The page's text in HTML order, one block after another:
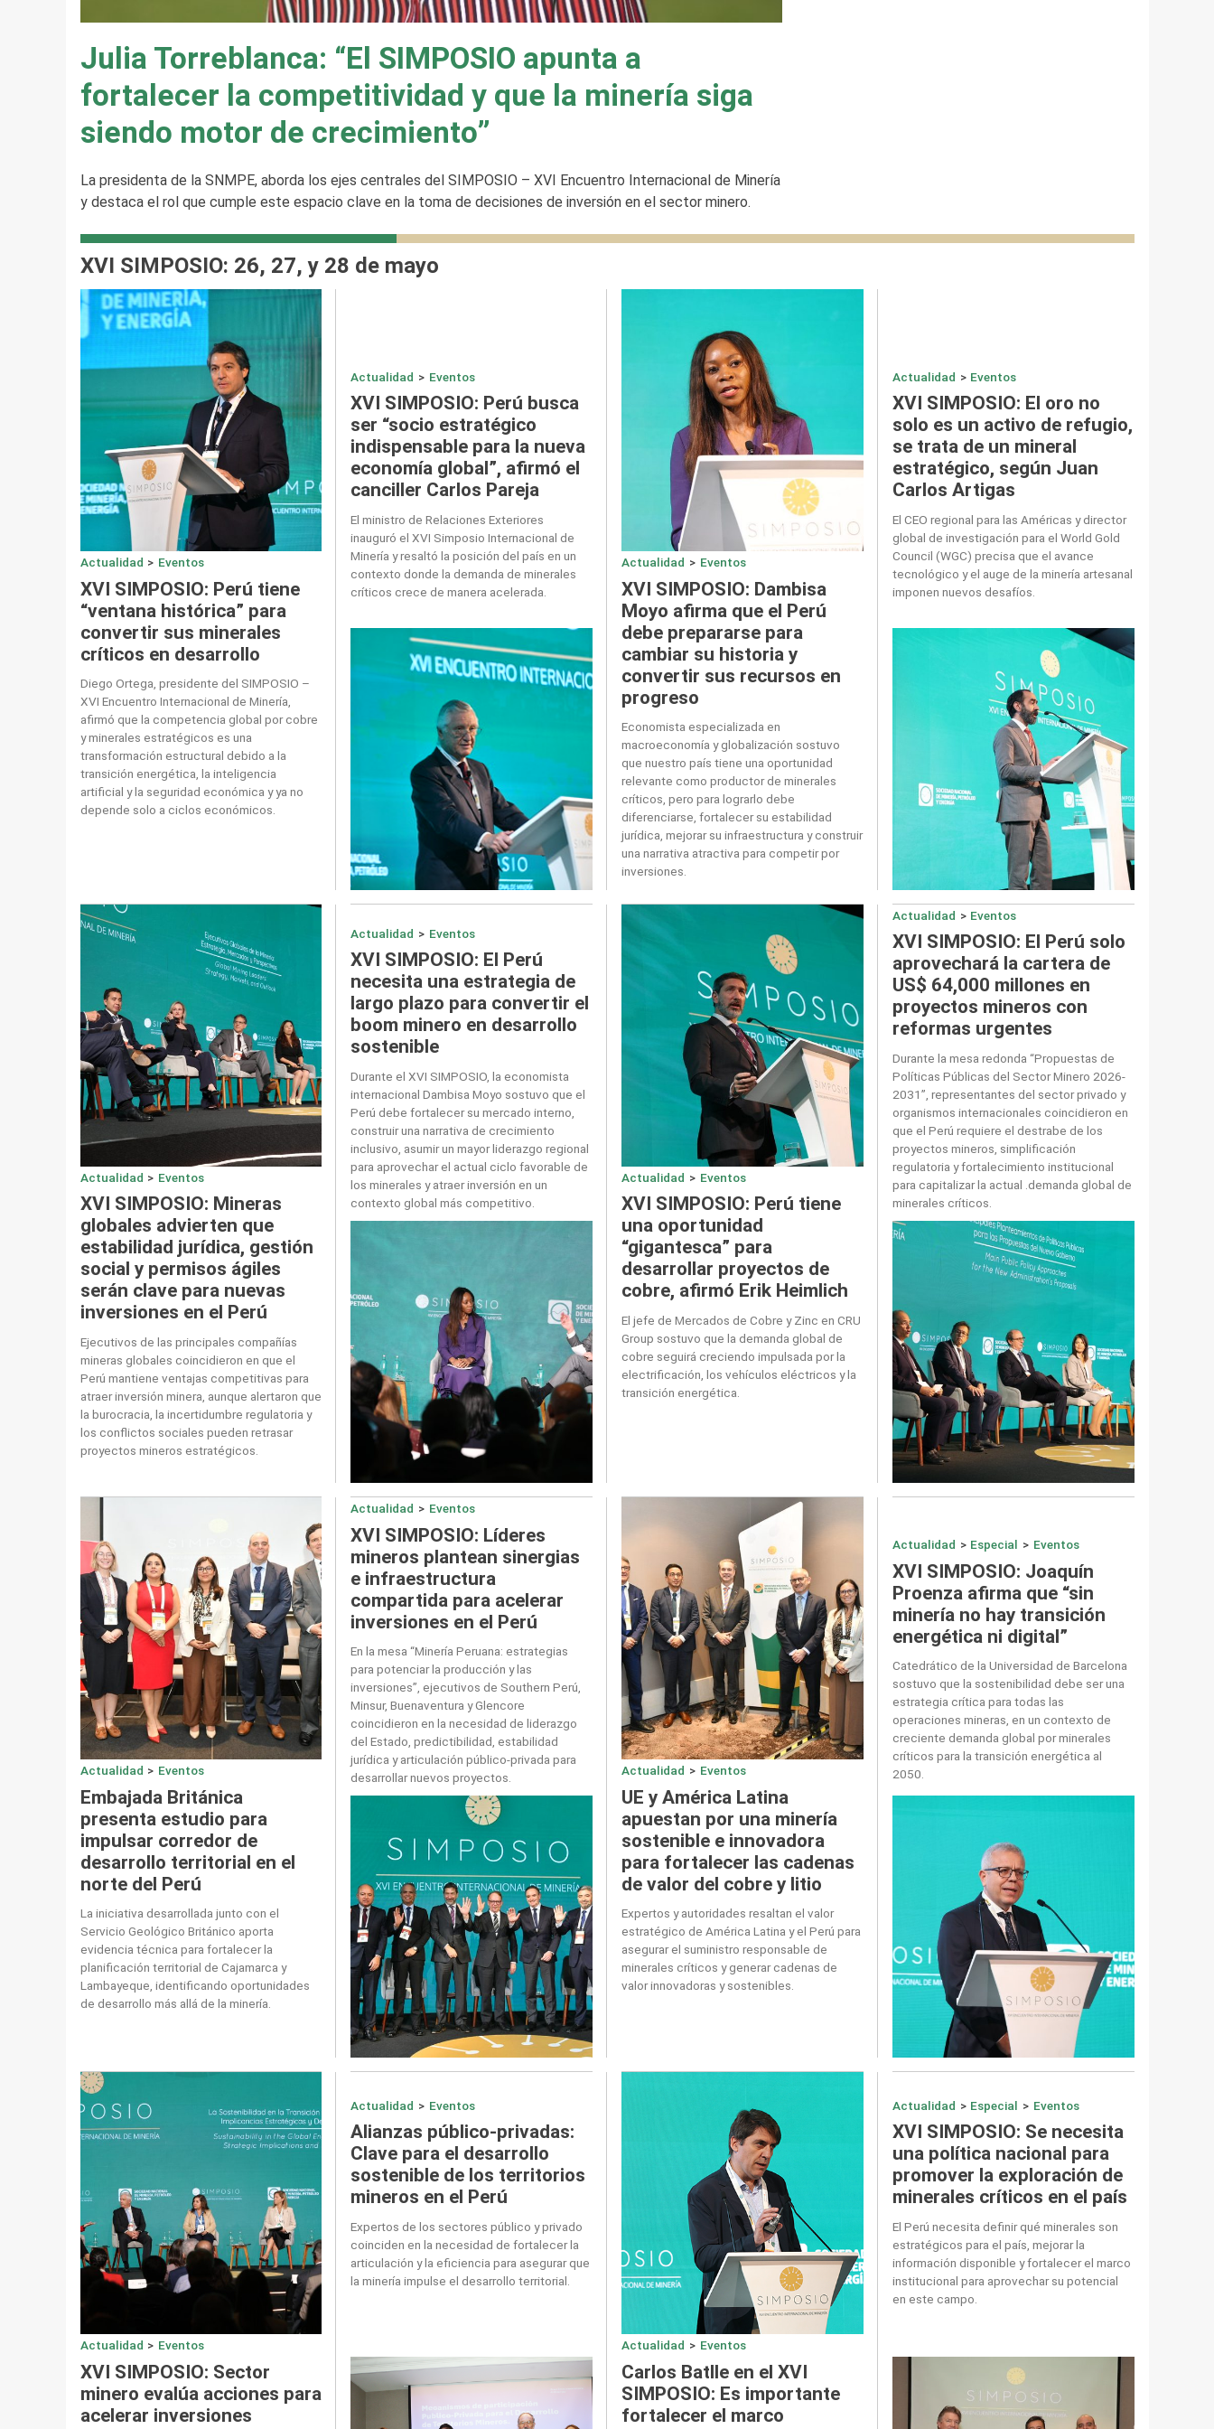
Julia Torreblanca: “El SIMPOSIO apunta a
fortalecer la competitividad y que la minería siga
siendo motor de crecimiento”
La presidenta de la SNMPE, aborda los ejes centrales del SIMPOSIO – XVI Encuentro Internacional de Minería
y destaca el rol que cumple este espacio clave en la toma de decisiones de inversión en el sector minero.
XVI SIMPOSIO: 26, 27, y 28 de mayo
Actualidad > Eventos
XVI SIMPOSIO: Perú tiene
“ventana histórica” para
convertir sus minerales
críticos en desarrollo
Diego Ortega, presidente del SIMPOSIO –
XVI Encuentro Internacional de Minería,
afirmó que la competencia global por cobre
y minerales estratégicos es una
transformación estructural debido a la
transición energética, la inteligencia
artificial y la seguridad económica y ya no
depende solo a ciclos económicos.
Actualidad > Eventos
XVI SIMPOSIO: Perú busca
ser “socio estratégico
indispensable para la nueva
economía global”, afirmó el
canciller Carlos Pareja
El ministro de Relaciones Exteriores
inauguró el XVI Simposio Internacional de
Minería y resaltó la posición del país en un
contexto donde la demanda de minerales
críticos crece de manera acelerada.
Actualidad > Eventos
XVI SIMPOSIO: Dambisa
Moyo afirma que el Perú
debe prepararse para
cambiar su historia y
convertir sus recursos en
progreso
Economista especializada en
macroeconomía y globalización sostuvo
que nuestro país tiene una oportunidad
relevante como productor de minerales
críticos, pero para lograrlo debe
diferenciarse, fortalecer su estabilidad
jurídica, mejorar su infraestructura y construir
una narrativa atractiva para competir por
inversiones.
Actualidad > Eventos
XVI SIMPOSIO: El oro no
solo es un activo de refugio,
se trata de un mineral
estratégico, según Juan
Carlos Artigas
El CEO regional para las Américas y director
global de investigación para el World Gold
Council (WGC) precisa que el avance
tecnológico y el auge de la minería artesanal
imponen nuevos desafíos.
Actualidad > Eventos
XVI SIMPOSIO: Mineras
globales advierten que
estabilidad jurídica, gestión
social y permisos ágiles
serán clave para nuevas
inversiones en el Perú
Ejecutivos de las principales compañías
mineras globales coincidieron en que el
Perú mantiene ventajas competitivas para
atraer inversión minera, aunque alertaron que
la burocracia, la incertidumbre regulatoria y
los conflictos sociales pueden retrasar
proyectos mineros estratégicos.
Actualidad > Eventos
XVI SIMPOSIO: El Perú
necesita una estrategia de
largo plazo para convertir el
boom minero en desarrollo
sostenible
Durante el XVI SIMPOSIO, la economista
internacional Dambisa Moyo sostuvo que el
Perú debe fortalecer su mercado interno,
construir una narrativa de crecimiento
inclusivo, asumir un mayor liderazgo regional
para aprovechar el actual ciclo favorable de
los minerales y atraer inversión en un
contexto global más competitivo.
Actualidad > Eventos
XVI SIMPOSIO: Perú tiene
una oportunidad
“gigantesca” para
desarrollar proyectos de
cobre, afirmó Erik Heimlich
El jefe de Mercados de Cobre y Zinc en CRU
Group sostuvo que la demanda global de
cobre seguirá creciendo impulsada por la
electrificación, los vehículos eléctricos y la
transición energética.
Actualidad > Eventos
XVI SIMPOSIO: El Perú solo
aprovechará la cartera de
US$ 64,000 millones en
proyectos mineros con
reformas urgentes
Durante la mesa redonda “Propuestas de
Políticas Públicas del Sector Minero 2026-
2031”, representantes del sector privado y
organismos internacionales coincidieron en
que el Perú requiere el destrabe de los
proyectos mineros, simplificación
regulatoria y fortalecimiento institucional
para capitalizar la actual .demanda global de
minerales críticos.
Actualidad > Eventos
Embajada Británica
presenta estudio para
impulsar corredor de
desarrollo territorial en el
norte del Perú
La iniciativa desarrollada junto con el
Servicio Geológico Británico aporta
evidencia técnica para fortalecer la
planificación territorial de Cajamarca y
Lambayeque, identificando oportunidades
de desarrollo más allá de la minería.
Actualidad > Eventos
XVI SIMPOSIO: Líderes
mineros plantean sinergias
e infraestructura
compartida para acelerar
inversiones en el Perú
En la mesa “Minería Peruana: estrategias
para potenciar la producción y las
inversiones”, ejecutivos de Southern Perú,
Minsur, Buenaventura y Glencore
coincidieron en la necesidad de liderazgo
del Estado, predictibilidad, estabilidad
jurídica y articulación público-privada para
desarrollar nuevos proyectos.
Actualidad > Eventos
UE y América Latina
apuestan por una minería
sostenible e innovadora
para fortalecer las cadenas
de valor del cobre y litio
Expertos y autoridades resaltan el valor
estratégico de América Latina y el Perú para
asegurar el suministro responsable de
minerales críticos y generar cadenas de
valor innovadoras y sostenibles.
Actualidad > Especial > Eventos
XVI SIMPOSIO: Joaquín
Proenza afirma que “sin
minería no hay transición
energética ni digital”
Catedrático de la Universidad de Barcelona
sostuvo que la sostenibilidad debe ser una
estrategia crítica para todas las
operaciones mineras, en un contexto de
creciente demanda global por minerales
críticos para la transición energética al
2050.
Actualidad > Eventos
XVI SIMPOSIO: Sector
minero evalúa acciones para
acelerar inversiones
Actualidad > Eventos
Alianzas público-privadas:
Clave para el desarrollo
sostenible de los territorios
mineros en el Perú
Expertos de los sectores público y privado
coinciden en la necesidad de fortalecer la
articulación y la eficiencia para asegurar que
la minería impulse el desarrollo territorial.
Actualidad > Eventos
Carlos Batlle en el XVI
SIMPOSIO: Es importante
fortalecer el marco
Actualidad > Especial > Eventos
XVI SIMPOSIO: Se necesita
una política nacional para
promover la exploración de
minerales críticos en el país
El Perú necesita definir qué minerales son
estratégicos para el país, mejorar la
información disponible y fortalecer el marco
institucional para aprovechar su potencial
en este campo.